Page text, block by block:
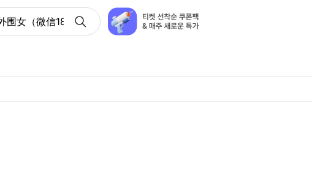
围女（微信181-8279-1455）提供顶级外围，空姐，网红，车模等优